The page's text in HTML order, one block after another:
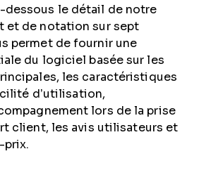
dessous le détail de notre
et de notation sur sept
permet de fournir une
du logiciel basée sur les
les caractéristiques
d’utilisation,
lors de la prise
client, les avis utilisateurs et
prix.